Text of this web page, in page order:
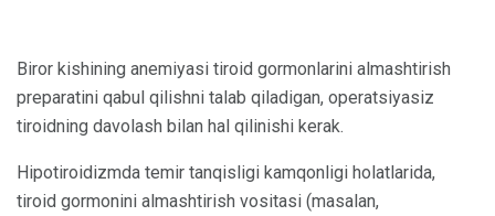
Biror kishining anemiyasi tiroid gormonlarini almashtirish
preparatini qabul qilishni talab qiladigan, operatsiyasiz
tiroidning davolash bilan hal qilinishi kerak.
Hipotiroidizmda temir tanqisligi kamqonligi holatlarida,
tiroid gormonini almashtirish vositasi (masalan,